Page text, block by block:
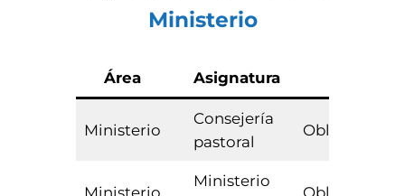
Ministerio
Área Asignatura
Ministerio
Consejería
pastoral
Obligatoria
Ministerio